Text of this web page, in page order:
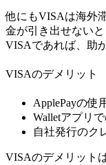
他にもVISAは海外
金が引き出せない
VISAであれば、助
VISAのデメリット
ApplePayの使
Walletアプリ
自社発行のク
VISAのデメリット